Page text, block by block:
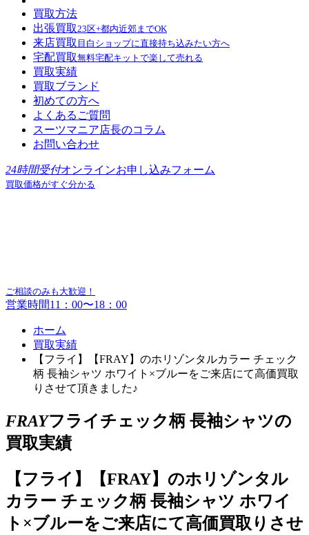
買取方法
出張買取23区+都内近郊までOK
来店買取 目白ショップに直接持ち込みたい方へ
宅配買取無料宅配キットで楽して売れる
買取実績
買取ブランド
初めての方へ
よくあるご質問
スーツマニア店長のコラム
お問い合わせ
24時間受付オンラインお申し込みフォーム
買取価格がすぐ分かる
ご相談のみも大歓迎！
営業時間11：00〜18：00
ホーム
買取実績
【フライ】【FRAY】のホリゾンタルカラー チェック
柄 長袖シャツ ホワイト×ブルーをご来店にて高価買取
りさせて頂きました♪
FRAYフライチェック柄 長袖シャツの
買取実績
【フライ】【FRAY】のホリゾンタル
カラー チェック柄 長袖シャツ ホワイ
ト×ブルーをご来店にて高価買取りさせ